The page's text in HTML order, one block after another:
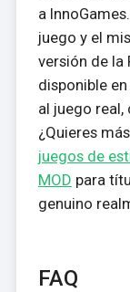
a
juego y el
versión de la
disponible
al juego
¿Quieres
juegos de
MOD para
genuino
FAQ